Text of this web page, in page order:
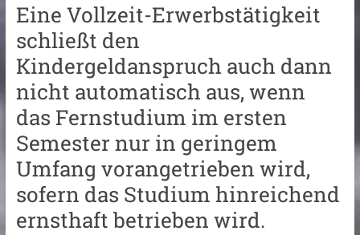
Eine Vollzeit-Erwerbstätigkeit
schließt den
Kindergeldanspruch auch dann
nicht automatisch aus, wenn
das Fernstudium im ersten
Semester nur in geringem
Umfang vorangetrieben wird,
sofern das Studium hinreichend
ernsthaft betrieben wird.